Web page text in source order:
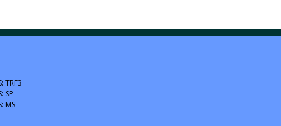
TRF3
SP
MS